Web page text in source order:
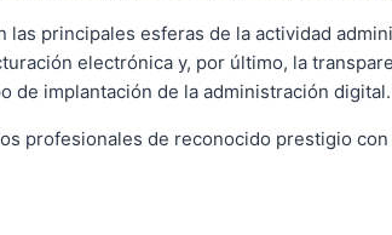
principales esferas de la actividad
electrónica y, por último, la
de implantación de la administración digital.
profesionales de reconocido prestigio